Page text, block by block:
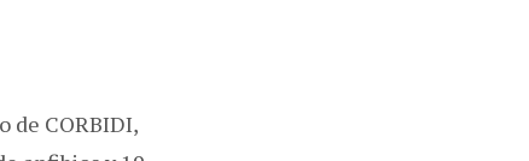
de CORBIDI,